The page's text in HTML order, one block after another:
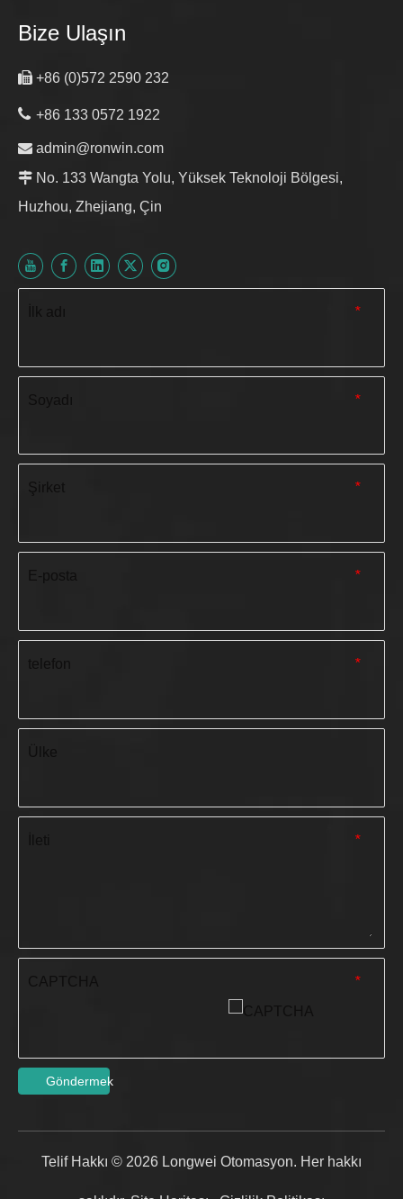
Bize Ulaşın
 +86 (0)572 2590 232
 +86 133 0572 1922
 admin@ronwin.com
 No. 133 Wangta Yolu, Yüksek Teknoloji Bölgesi,
Huzhou, Zhejiang, Çin
*
*
*
Şirket
*
E-posta
*
telefon
*
*
CAPTCHA
Göndermek
Telif Hakkı © 2026 Longwei Otomasyon. Her hakkı